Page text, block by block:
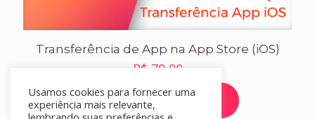
Transferência de App na App Store (iOS)
R$ 79,00
Adicionar ao carrinho
Usamos cookies para fornecer uma
experiência mais relevante,